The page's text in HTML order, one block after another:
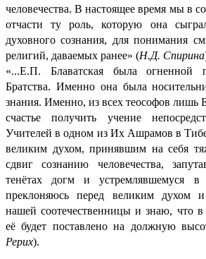
человечества. В настоящее время мы в
отчасти ту роль, которую она
духовного сознания, для понимания
религий, даваемых ранее» (Н.Д. Спирина
«...Е.П. Блаватская была огненной
Братства. Именно она была
знания. Именно, из всех теософов лишь
счастье получить учение
Учителей в одном из Их Ашрамов в
великим духом, принявшим на себя
сдвиг сознанию человечества,
тенётах догм и устремлявшемуся
преклоняюсь перед великим духом
нашей соотечественницы и знаю, что
её будет поставлено на должную
Рерих).